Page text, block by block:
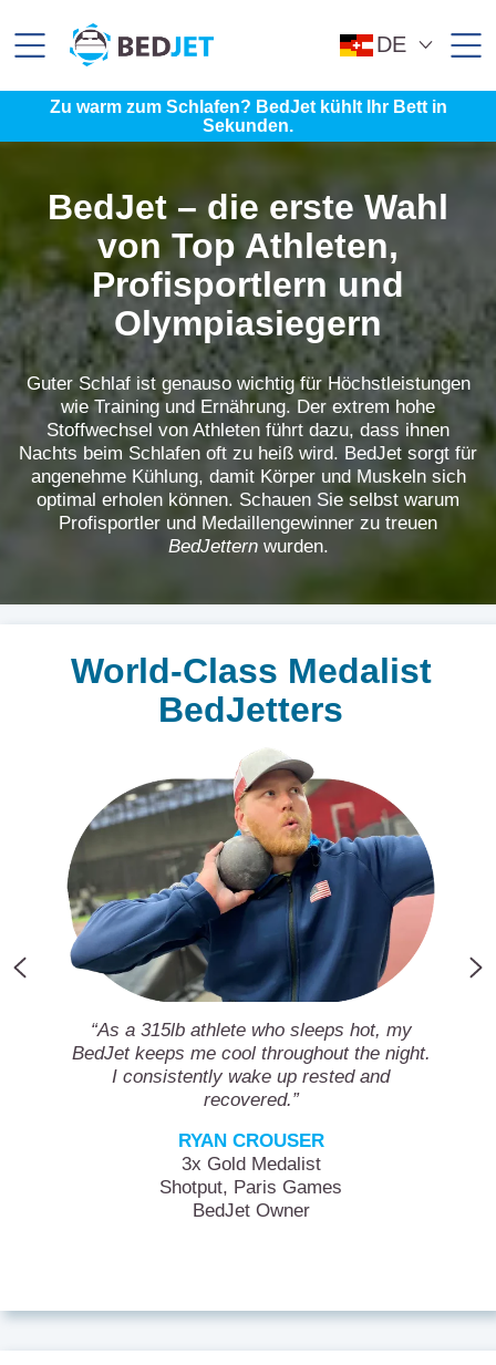
MAIN
CONTENT
FOOTER
DE
Zu warm zum Schlafen? BedJet kühlt Ihr Bett in
Sekunden.
BedJet – die erste Wahl
von Top Athleten,
Profisportlern und
Olympiasiegern
Guter Schlaf ist genauso wichtig für Höchstleistungen
wie Training und Ernährung. Der extrem hohe
Stoffwechsel von Athleten führt dazu, dass ihnen
Nachts beim Schlafen oft zu heiß wird. BedJet sorgt für
angenehme Kühlung, damit Körper und Muskeln sich
optimal erholen können. Schauen Sie selbst warum
Profisportler und Medaillengewinner zu treuen
BedJettern wurden.
World-Class Medalist
BedJetters
“As a 315lb athlete who sleeps hot, my
BedJet keeps me cool throughout the night.
I consistently wake up rested and
recovered.”
RYAN CROUSER
3x Gold Medalist
Shotput, Paris Games
BedJet Owner